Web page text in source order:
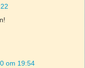
om 19:54